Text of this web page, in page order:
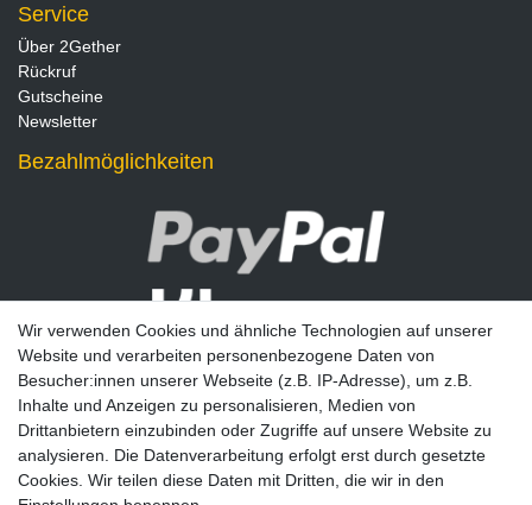
Service
Über 2Gether
Rückruf
Gutscheine
Newsletter
Bezahlmöglichkeiten
Newsletter
Wir verwenden Cookies und ähnliche Technologien auf unserer
Website und verarbeiten personenbezogene Daten von
Besucher:innen unserer Webseite (z.B. IP-Adresse), um z.B.
Inhalte und Anzeigen zu personalisieren, Medien von
Drittanbietern einzubinden oder Zugriffe auf unsere Website zu
analysieren. Die Datenverarbeitung erfolgt erst durch gesetzte
Cookies. Wir teilen diese Daten mit Dritten, die wir in den